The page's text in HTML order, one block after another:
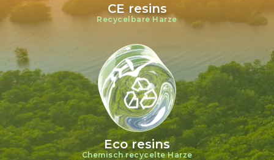
CE resins
Recycelbare Harze
Eco resins
Chemisch recycelte Harze